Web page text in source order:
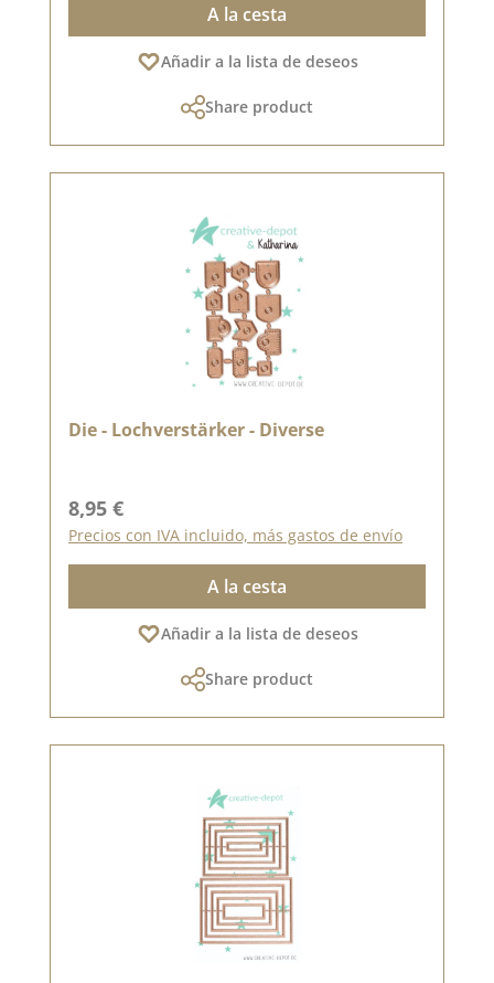
A la cesta
Añadir a la lista de deseos
Share product
Die - Lochverstärker - Diverse
Precio normal:
8,95 €
Precios con IVA incluido, más gastos de envío
A la cesta
Añadir a la lista de deseos
Share product